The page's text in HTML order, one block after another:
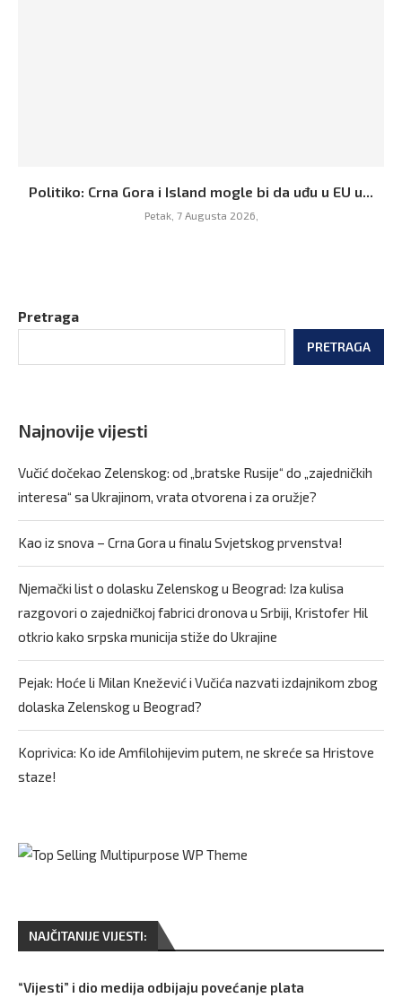
Politiko: Crna Gora i Island mogle bi da uđu u EU u...
Petak, 7 Augusta 2026,
Pretraga
PRETRAGA
Najnovije vijesti
Vučić dočekao Zelenskog: od „bratske Rusije“ do „zajedničkih
interesa“ sa Ukrajinom, vrata otvorena i za oružje?
Kao iz snova – Crna Gora u finalu Svjetskog prvenstva!
Njemački list o dolasku Zelenskog u Beograd: Iza kulisa
razgovori o zajedničkoj fabrici dronova u Srbiji, Kristofer Hil
otkrio kako srpska municija stiže do Ukrajine
Pejak: Hoće li Milan Knežević i Vučića nazvati izdajnikom zbog
dolaska Zelenskog u Beograd?
Koprivica: Ko ide Amfilohijevim putem, ne skreće sa Hristove
staze!
NAJČITANIJE VIJESTI:
“Vijesti” i dio medija odbijaju povećanje plata